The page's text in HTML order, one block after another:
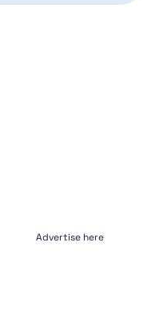
Advertise here